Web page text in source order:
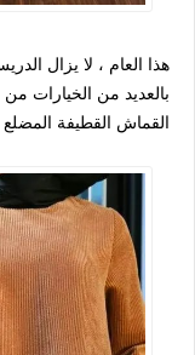
هذا العام ، لا يزال
بالعديد من الخيارات
القماش القطيفة المضلع